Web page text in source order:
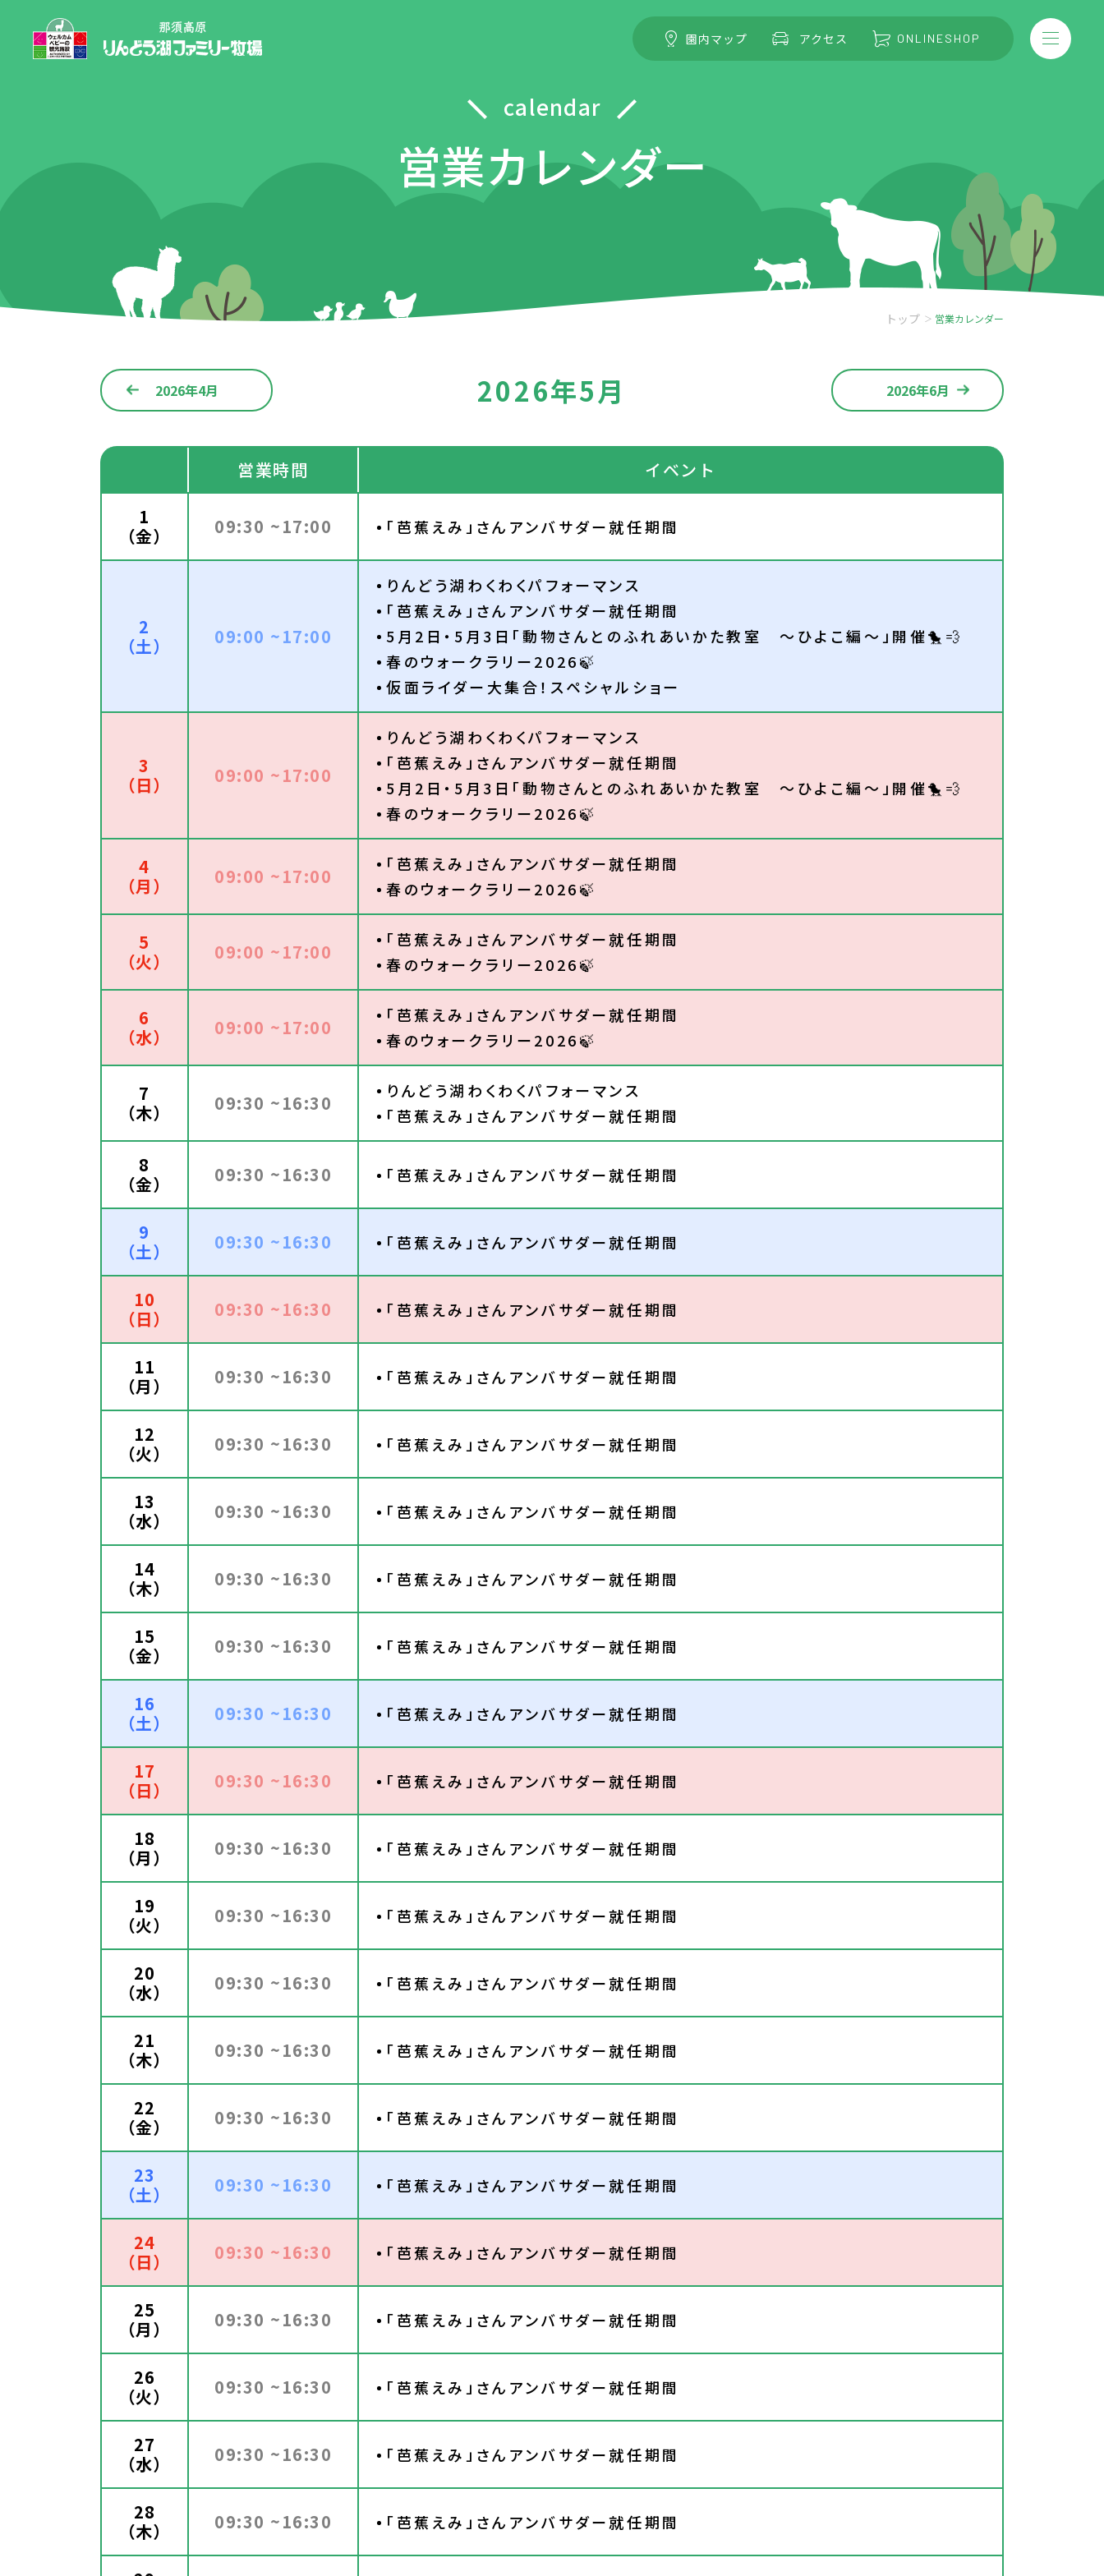
園内マップ アクセス ONLINESHOP
calendar
営業カレンダー
トップ 営業カレンダー
2026年4月 2026年5月 2026年6月
営業時間
イベント
1
（金）
09:30 ~17:00 「芭蕉えみ」さんアンバサダー就任期間
2
（土）
09:00 ~17:00
りんどう湖わくわくパフォーマンス
「芭蕉えみ」さんアンバサダー就任期間
5月2日・5月3日「動物さんとのふれあいかた教室 ～ひよこ編～」開催🐤💨
春のウォークラリー2026🍃
仮面ライダー大集合！スペシャルショー
3
（日）
09:00 ~17:00
りんどう湖わくわくパフォーマンス
「芭蕉えみ」さんアンバサダー就任期間
5月2日・5月3日「動物さんとのふれあいかた教室 ～ひよこ編～」開催🐤💨
春のウォークラリー2026🍃
4
（月）
09:00 ~17:00
「芭蕉えみ」さんアンバサダー就任期間
春のウォークラリー2026🍃
5
（火）
09:00 ~17:00
「芭蕉えみ」さんアンバサダー就任期間
春のウォークラリー2026🍃
6
（水）
09:00 ~17:00
「芭蕉えみ」さんアンバサダー就任期間
春のウォークラリー2026🍃
7
（木）
09:30 ~16:30
りんどう湖わくわくパフォーマンス
「芭蕉えみ」さんアンバサダー就任期間
8
（金）
09:30 ~16:30 「芭蕉えみ」さんアンバサダー就任期間
9
（土）
09:30 ~16:30 「芭蕉えみ」さんアンバサダー就任期間
10
（日）
09:30 ~16:30 「芭蕉えみ」さんアンバサダー就任期間
11
（月）
09:30 ~16:30 「芭蕉えみ」さんアンバサダー就任期間
12
（火）
09:30 ~16:30 「芭蕉えみ」さんアンバサダー就任期間
13
（水）
09:30 ~16:30 「芭蕉えみ」さんアンバサダー就任期間
14
（木）
09:30 ~16:30 「芭蕉えみ」さんアンバサダー就任期間
15
（金）
09:30 ~16:30 「芭蕉えみ」さんアンバサダー就任期間
16
（土）
09:30 ~16:30 「芭蕉えみ」さんアンバサダー就任期間
17
（日）
09:30 ~16:30 「芭蕉えみ」さんアンバサダー就任期間
18
（月）
09:30 ~16:30 「芭蕉えみ」さんアンバサダー就任期間
19
（火）
09:30 ~16:30 「芭蕉えみ」さんアンバサダー就任期間
20
（水）
09:30 ~16:30 「芭蕉えみ」さんアンバサダー就任期間
21
（木）
09:30 ~16:30 「芭蕉えみ」さんアンバサダー就任期間
22
（金）
09:30 ~16:30 「芭蕉えみ」さんアンバサダー就任期間
23
（土）
09:30 ~16:30 「芭蕉えみ」さんアンバサダー就任期間
24
（日）
09:30 ~16:30 「芭蕉えみ」さんアンバサダー就任期間
25
（月）
09:30 ~16:30 「芭蕉えみ」さんアンバサダー就任期間
26
（火）
09:30 ~16:30 「芭蕉えみ」さんアンバサダー就任期間
27
（水）
09:30 ~16:30 「芭蕉えみ」さんアンバサダー就任期間
28
（木）
09:30 ~16:30 「芭蕉えみ」さんアンバサダー就任期間